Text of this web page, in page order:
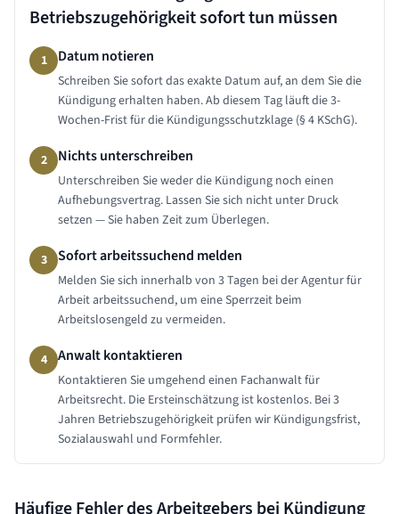
Betriebszugehörigkeit sofort tun müssen
1 Datum notieren
Schreiben Sie sofort das exakte Datum auf, an dem Sie die
Kündigung erhalten haben. Ab diesem Tag läuft die 3-
Wochen-Frist für die Kündigungsschutzklage (§ 4 KSchG).
2 Nichts unterschreiben
Unterschreiben Sie weder die Kündigung noch einen
Aufhebungsvertrag. Lassen Sie sich nicht unter Druck
setzen — Sie haben Zeit zum Überlegen.
3 Sofort arbeitssuchend melden
Melden Sie sich innerhalb von 3 Tagen bei der Agentur für
Arbeit arbeitssuchend, um eine Sperrzeit beim
Arbeitslosengeld zu vermeiden.
4 Anwalt kontaktieren
Kontaktieren Sie umgehend einen Fachanwalt für
Arbeitsrecht. Die Ersteinschätzung ist kostenlos. Bei 3
Jahren Betriebszugehörigkeit prüfen wir Kündigungsfrist,
Sozialauswahl und Formfehler.
Häufige Fehler des Arbeitgebers bei Kündigung